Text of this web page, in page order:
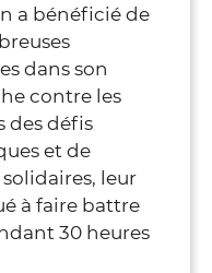
a bénéficié de
dans son
contre les
des défis
et de
leur
à faire battre
30 heures